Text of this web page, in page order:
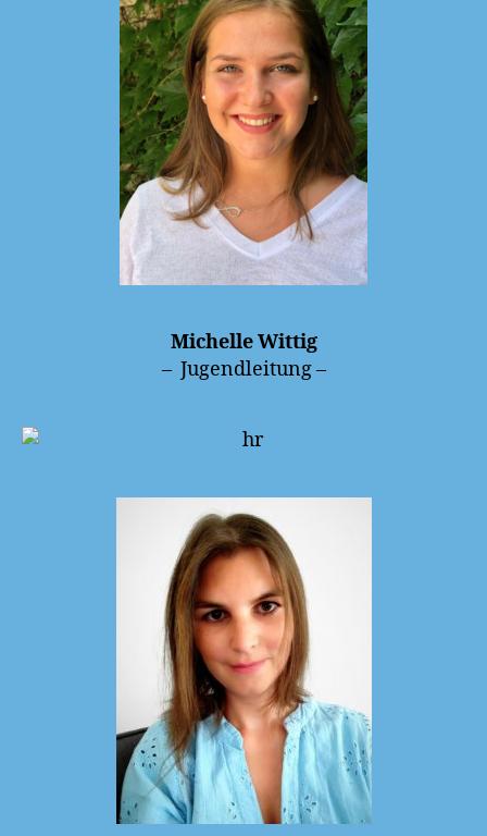
Michelle Wittig
– Jugendleitung –